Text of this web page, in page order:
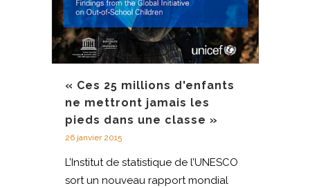
« Ces 25 millions d'enfants
ne mettront jamais les
pieds dans une classe »
26 janvier 2015
L’Institut de statistique de l’UNESCO
sort un nouveau rapport mondial